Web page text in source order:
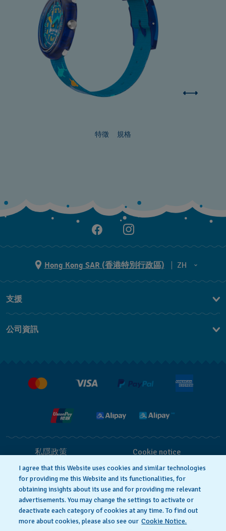
特徵 規格
Hong Kong SAR (香港特別行政區)
ZH
ZH
支援
常見問題
公司資訊
私隱政策 Cookie notice
使用條款
瑞士製造
I agree that this Website uses cookies and similar technologies
for providing me this Website and its functionalities, for
obtaining insights about its use and for providing me relevant
advertisements. You may change the settings to activate or
deactivate each category of cookies at any time. To find out
more about cookies, please also see our Cookie Notice.